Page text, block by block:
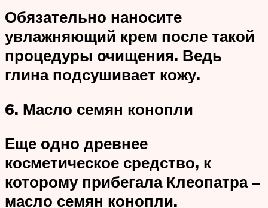
Обязательно наносите
увлажняющий крем после такой
процедуры очищения. Ведь
глина подсушивает кожу.
6. Масло семян конопли
Еще одно древнее
косметическое средство, к
которому прибегала Клеопатра –
масло семян конопли.